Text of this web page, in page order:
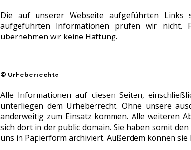
Die auf unserer Webseite aufgeführten Links
aufgeführten Informationen prüfen wir nicht.
übernehmen wir keine Haftung.
© Urheberrechte
Alle Informationen auf diesen Seiten,
unterliegen dem Urheberrecht. Ohne unsere
anderweitig zum Einsatz kommen. Alle weiteren
sich dort in der public domain. Sie haben somit
uns in Papierform archiviert. Außerdem können